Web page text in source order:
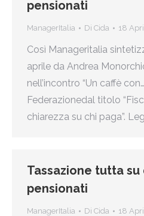
pensionati
ManagerItalia Di Cida 18
Così Manageritalia
aprile da Andrea
nell’incontro “Un caffè
Federazionedal titolo
chiarezza su chi paga”.
Tassazione tutta
pensionati
ManagerItalia Di Cida 18